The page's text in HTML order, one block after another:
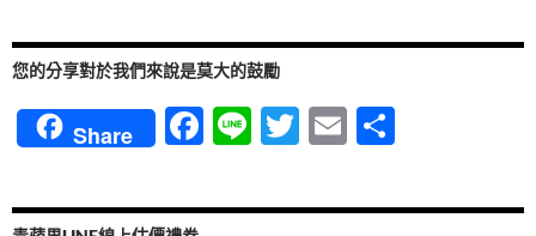
e
b
o
o
ag
ra
m
itt
er
您的分享對於我們來說是莫大的鼓勵
Share
F
e
Li
e
T
itt
E
ail